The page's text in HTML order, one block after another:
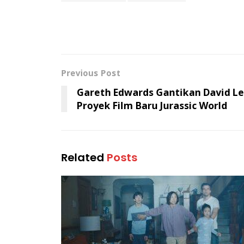
Previous Post
Gareth Edwards Gantikan David
Proyek Film Baru Jurassic World
Related Posts